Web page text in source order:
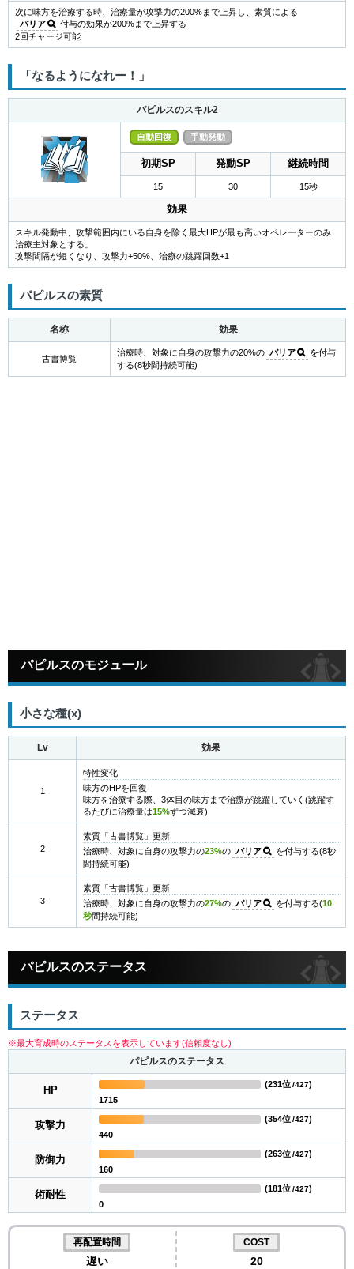
次に味方を治療する時、治療量が攻撃力の200%まで上昇し、素質による
バリア
付与の効果が200%まで上昇する
2回チャージ可能
「なるようになれー！」
パピルスのスキル2
自動回復 手動発動
初期SP 発動SP 継続時間
15 30 15秒
効果
スキル発動中、攻撃範囲内にいる自身を除く最大HPが最も高いオペレーターのみ
治療主対象とする。
攻撃間隔が短くなり、攻撃力+50%、治療の跳躍回数+1
パピルスの素質
名称 効果
古書博覧
治療時、対象に自身の攻撃力の20%の バリア
を付与
する(8秒間持続可能)
パピルスのモジュール
小さな種(x)
Lv 効果
1
特性変化
味方のHPを回復
味方を治療する際、3体目の味方まで治療が跳躍していく(跳躍す
るたびに治療量は15%ずつ減衰)
2
素質「古書博覧」更新
治療時、対象に自身の攻撃力の23%の バリア
を付与する(8秒
間持続可能)
3
素質「古書博覧」更新
治療時、対象に自身の攻撃力の27%の バリア を付与する(10
秒間持続可能)
パピルスのステータス
ステータス
※最大育成時のステータスを表示しています(信頼度なし)
パピルスのステータス
HP
1715
(231位/427)
攻撃力
440
(354位/427)
防御力
160
(263位/427)
術耐性
0
(181位/427)
再配置時間
遅い
COST
20